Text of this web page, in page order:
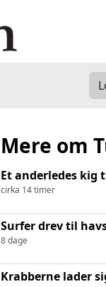
Mere om
Et anderledes kig
cirka 14 timer
Surfer drev til
8 dage
Krabberne lader